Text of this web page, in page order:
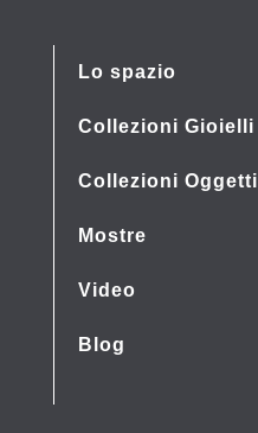
Lo spazio
Collezioni Gioielli
Collezioni Oggetti
Mostre
Video
Blog